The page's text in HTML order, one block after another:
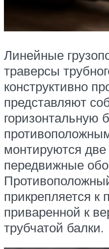
Линейные
траверсы
конструктивно
представляют
горизонтальную
монтируются
передвижные
прикрепляется к
приваренной к
трубчатой балки.